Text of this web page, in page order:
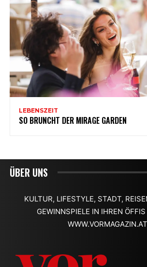
ÜBER UNS
KULTUR, LIFESTYLE, STADT,
GEWINNSPIELE IN IHREN